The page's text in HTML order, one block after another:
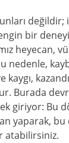
değildir;
bir
heyecan,
nedenle,
kaygı,
Burada
giriyor: Bu
yaparak,
atabilirsiniz.